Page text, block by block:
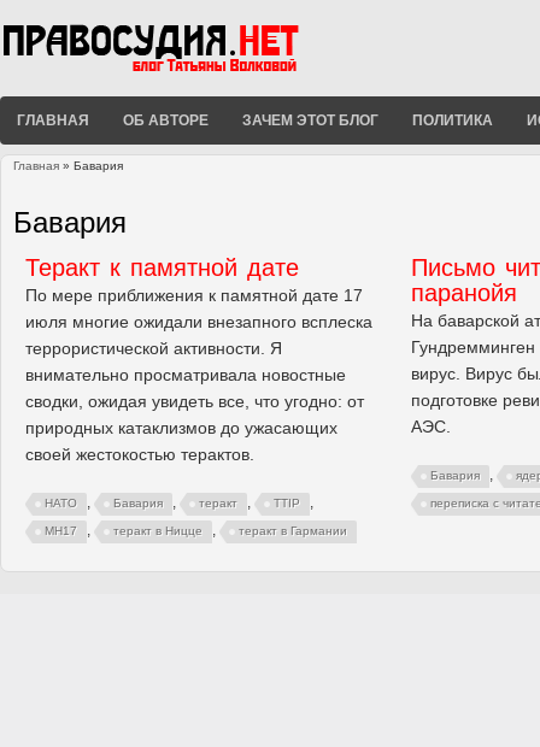
ГЛАВНАЯ ОБ АВТОРЕ ЗАЧЕМ ЭТОТ БЛОГ ПОЛИТИКА
Главная » Бавария
Бавария
Теракт к памятной дате
По мере приближения к памятной дате 17
июля многие ожидали внезапного всплеска
террористической активности. Я
внимательно просматривала новостные
сводки, ожидая увидеть все, что угодно: от
природных катаклизмов до ужасающих
своей жестокостью терактов.
НАТО , Бавария , теракт , TTIP ,
MH17 , теракт в Ницце , теракт в Гармании
Письмо
паранойя
На баварской
вирус. Вирус
подготовке
АЭС.
Бавария ,
переписка с